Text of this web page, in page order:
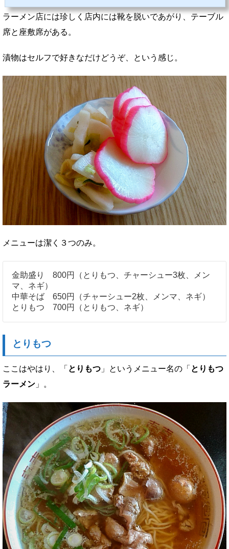
などと返されたので、相手がおばあさんだけに仕方なく日本人の名前を告げます。 ジャン＝
ピエール・レオ（映画：中国女）初入店だったので人気の「もつラーメン」600円にしま...
ラーメン店には珍しく店内には靴を脱いであがり、テーブル
席と座敷席がある。
漬物はセルフで好きなだけどうぞ、という感じ。
メニューは潔く３つのみ。
金助盛り 800円（とりもつ、チャーシュー3枚、メン
マ、ネギ）
中華そば 650円（チャーシュー2枚、メンマ、ネギ）
とりもつ 700円（とりもつ、ネギ）
とりもつ
ここはやはり、「 とりもつ 」というメニュー名の「 とりもつ
ラーメン 」。